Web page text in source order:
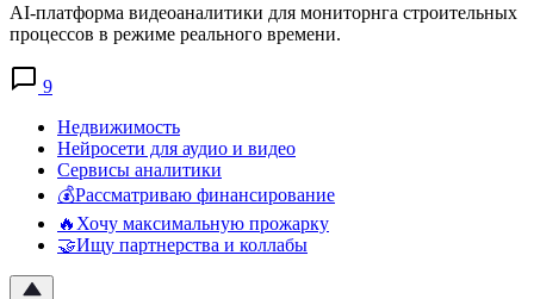
AI-платформа видеоаналитики для мониторнга строительных
процессов в режиме реального времени.
9
Недвижимость
Нейросети для аудио и видео
Сервисы аналитики
💰Рассматриваю финансирование
🔥Хочу максимальную прожарку
🤝Ищу партнерства и коллабы